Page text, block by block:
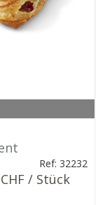
Ref: 32232
/ Stück